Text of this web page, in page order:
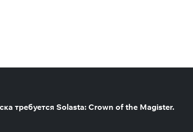
требуется Solasta: Crown of the Magister.